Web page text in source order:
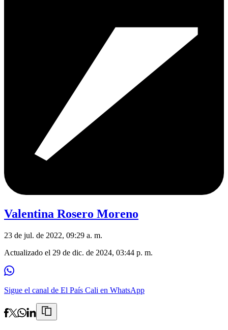
Valentina Rosero Moreno
23 de jul. de 2022, 09:29 a. m.
Actualizado el 29 de dic. de 2024, 03:44 p. m.
Sigue el canal de El País Cali en WhatsApp